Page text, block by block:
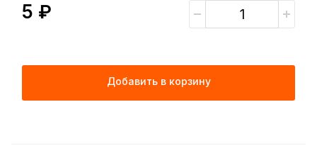
5 ₽
Добавить в корзину